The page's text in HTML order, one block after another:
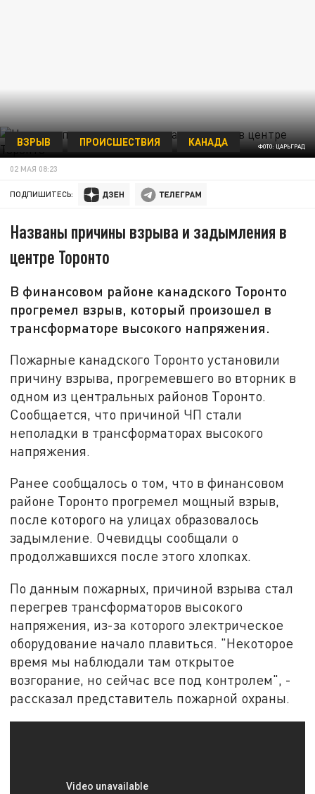
ФОТО: ЦАРЬГРАД
ВЗРЫВ ПРОИСШЕСТВИЯ КАНАДА
02 МАЯ 08:23
ПОДПИШИТЕСЬ:
Названы причины взрыва и задымления в
центре Торонто
В финансовом районе канадского Торонто
прогремел взрыв, который произошел в
трансформаторе высокого напряжения.
Пожарные канадского Торонто установили
причину взрыва, прогремевшего во вторник в
одном из центральных районов Торонто.
Сообщается, что причиной ЧП стали
неполадки в трансформаторах высокого
напряжения.
Ранее сообщалось о том, что в финансовом
районе Торонто прогремел мощный взрыв,
после которого на улицах образовалось
задымление. Очевидцы сообщали о
продолжавшихся после этого хлопках.
По данным пожарных, причиной взрыва стал
перегрев трансформаторов высокого
напряжения, из-за которого электрическое
оборудование начало плавиться. "Некоторое
время мы наблюдали там открытое
возгорание, но сейчас все под контролем", -
рассказал представитель пожарной охраны.